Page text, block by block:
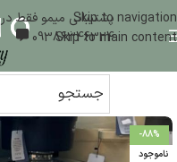
Skip to navigation
Skip to main content
09386346324
-88%
ناموجود